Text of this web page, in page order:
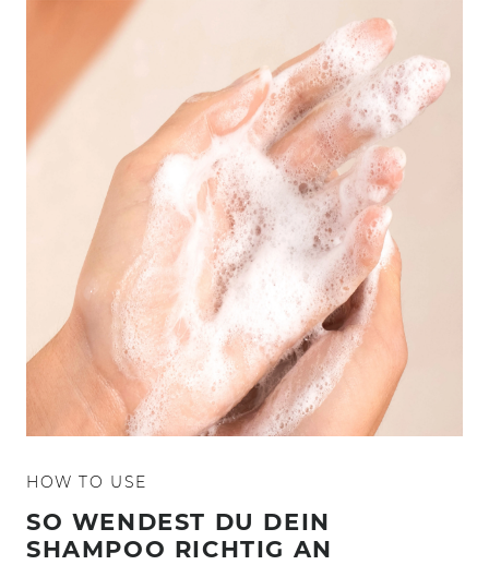
HOW TO USE
SO WENDEST DU DEIN
SHAMPOO RICHTIG AN